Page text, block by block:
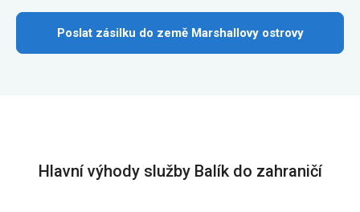
Poslat zásilku do země Marshallovy ostrovy
Hlavní výhody služby Balík do zahraničí